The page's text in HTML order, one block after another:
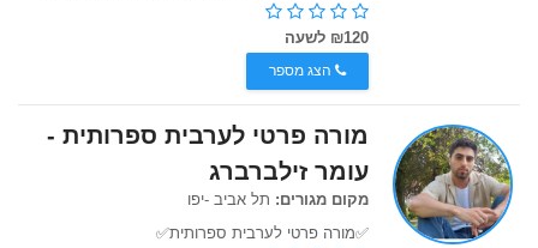
₪120 לשעה
הצג מספר
מורה פרטי לערבית ספרותית -
עומר זילברברג
מקום מגורים: תל אביב -יפו
✅️מורה פרטי לערבית ספרותית✅️